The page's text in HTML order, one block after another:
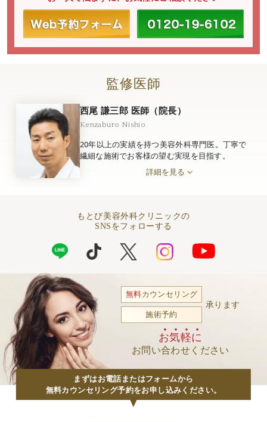
監修医師
西尾 謙三郎 医師（院長）
Kenzaburo Nishio
20年以上の実績を持つ美容外科専門医。丁寧で
繊細な施術でお客様の望む実現を目指す。
詳細を見る
もとび美容外科クリニックの
SNSをフォローする
無料カウンセリング
施術予約
承ります
お気軽に
お問い合わせください
まずはお電話またはフォームから
無料カウンセリング予約をお申し込みください。